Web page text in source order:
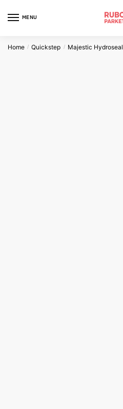
MENU
Home / Quickstep / Majestic Hydroseal